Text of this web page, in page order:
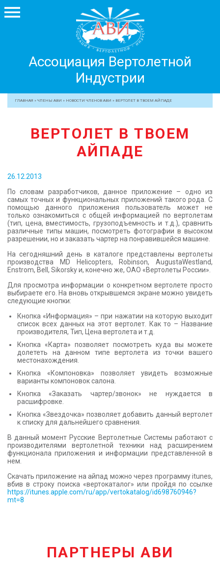
Ассоциация Вертолетной
Индустрии
Вертолетной
Индустрии
+7 499 755 99 29
ЧЛЕНЫ АВИ
ЖУРНАЛ
ПРЕССА
МЕДИА
КОНТАКТЫ
ГЛАВНАЯ » ЧЛЕНЫ АВИ » НОВОСТИ ЧЛЕНОВ АВИ » ВЕРТОЛЕТ В ТВОЕМ АЙПАДЕ
ВЕРТОЛЕТ В ТВОЕМ
АЙПАДЕ
26.12.2013
По словам разработчиков, данное приложение – одно из
самых точных и функциональных приложений такого рода. С
помощью данного приложения пользователь может не
только ознакомиться с общей информацией по вертолетам
(тип, цена, вместимость, грузоподъемность и т.д.), сравнить
различные типы машин, посмотреть фотографии в высоком
разрешении, но и заказать чартер на понравившейся машине.
На сегодняшний день в каталоге представлены вертолеты
производства MD Helicopters, Robinson, AugustaWestland,
Enstrom, Bell, Sikorsky и, конечно же, ОАО «Вертолеты России».
Для просмотра информации о конкретном вертолете просто
выбираете его. На вновь открывшемся экране можно увидеть
следующие кнопки:
Кнопка «Информация» – при нажатии на которую выходит
список всех данных на этот вертолет. Как то – Название
производителя, Тип, Цена вертолета и т.д.
Кнопка «Карта» позволяет посмотреть куда вы можете
долететь на данном типе вертолета из точки вашего
местонахождения.
Кнопка «Компоновка» позволяет увидеть возможные
варианты компоновок салона.
Кнопка «Заказать чартер/звонок» не нуждается в
расшифровке.
Кнопка «Звездочка» позволяет добавить данный вертолет
к списку для дальнейшего сравнения.
В данный момент Русские Вертолетные Системы работают с
производителями вертолетной техники над расширением
функционала приложения и информации представленной в
нем.
Скачать приложение на айпад можно через программу itunes,
вбив в строку поиска «вертокаталог» или пройдя по ссылке
https://itunes.apple.com/ru/app/vertokatalog/id698760946?
mt=8
ПАРТНЕРЫ АВИ